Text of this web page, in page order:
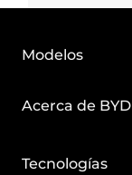
Modelos
Acerca de BYD
Tecnologías